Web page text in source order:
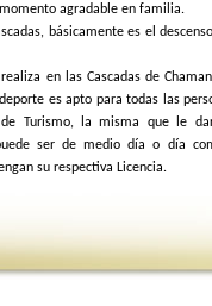
agradable en familia.
básicamente es el
en las Cascadas de
deporte es apto para todas las
Turismo, la misma que le
ser de medio día o día
su respectiva Licencia.